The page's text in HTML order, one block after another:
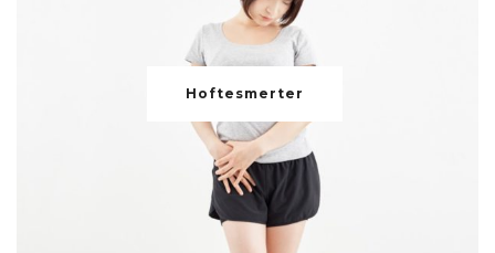
Hoftesmerter